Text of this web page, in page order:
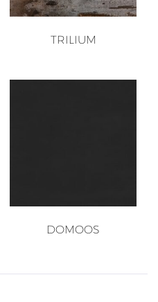
TRILIUM
DOMOOS